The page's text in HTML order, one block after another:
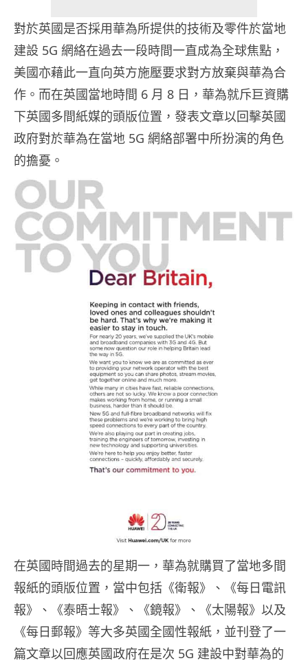
對於英國是否採用華為所提供的技術及零件於當地
建設 5G 網絡在過去一段時間一直成為全球焦點，
美國亦藉此一直向英方施壓要求對方放棄與華為合
作。而在英國當地時間 6 月 8 日，華為就斥巨資購
下英國多間紙媒的頭版位置，發表文章以回擊英國
政府對於華為在當地 5G 網絡部署中所扮演的角色
的擔憂。
在英國時間過去的星期一，華為就購買了當地多間
報紙的頭版位置，當中包括《衛報》、《每日電訊
報》、《泰晤士報》、《鏡報》、《太陽報》以及
《每日郵報》等大多英國全國性報紙，並刊登了一
篇文章以回應英國政府在是次 5G 建設中對華為的